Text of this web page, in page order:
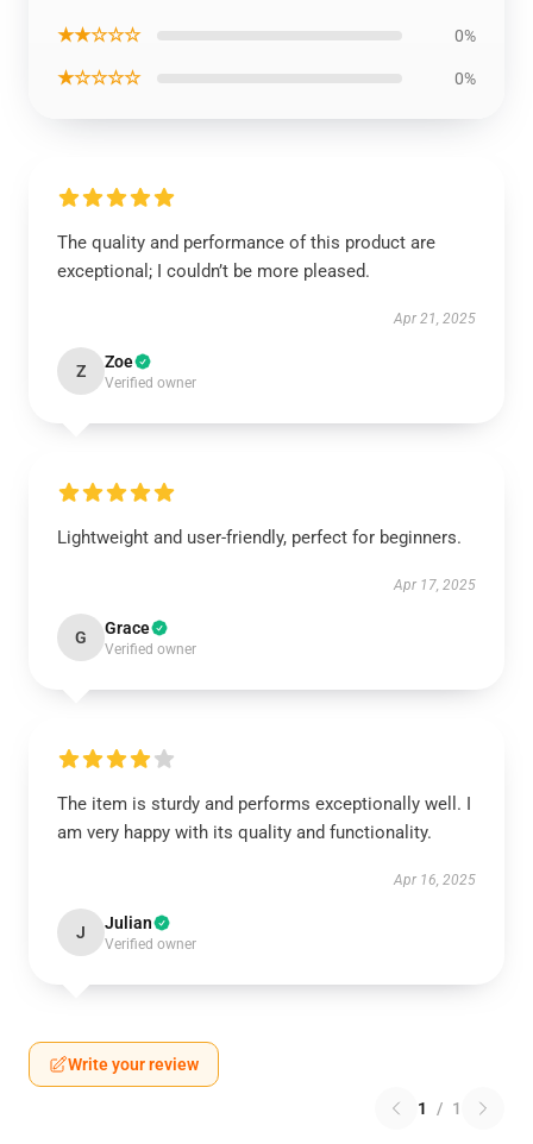
★★☆☆☆ 0%
★☆☆☆☆ 0%
The quality and performance of this product are
exceptional; I couldn’t be more pleased.
Apr 21, 2025
Z Zoe
Verified owner
Lightweight and user-friendly, perfect for beginners.
Apr 17, 2025
G Grace
Verified owner
The item is sturdy and performs exceptionally well. I
am very happy with its quality and functionality.
Apr 16, 2025
J Julian
Verified owner
Write your review
1 / 1